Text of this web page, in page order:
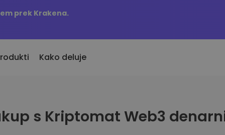
prek Krakena.
dodani
dodane kriptovalute
KriptoEarn
Zaslužite nagrade s svojim
Opozorila o
Ažurne
Kako deluje
s Kriptomat Web3